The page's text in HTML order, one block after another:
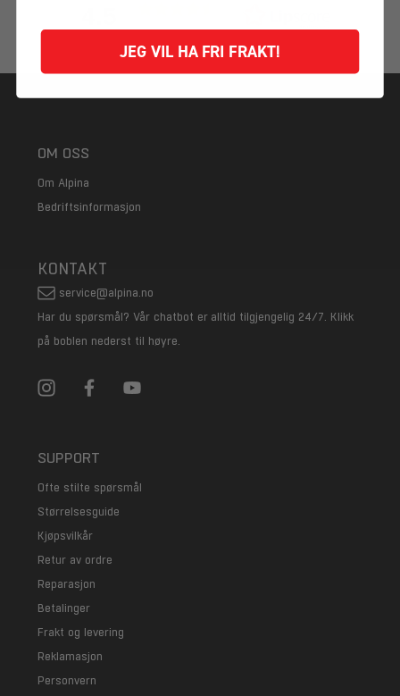
OM OSS
Om Alpina
Bedriftsinformasjon
KONTAKT
service@alpina.no
Har du spørsmål? Vår chatbot er alltid tilgjengelig 24/7. Klikk
på boblen nederst til høyre.
SUPPORT
Ofte stilte spørsmål
Størrelsesguide
Kjøpsvilkår
Retur av ordre
Reparasjon
Betalinger
Frakt og levering
Reklamasjon
Personvern
JEG VIL HA FRI FRAKT!